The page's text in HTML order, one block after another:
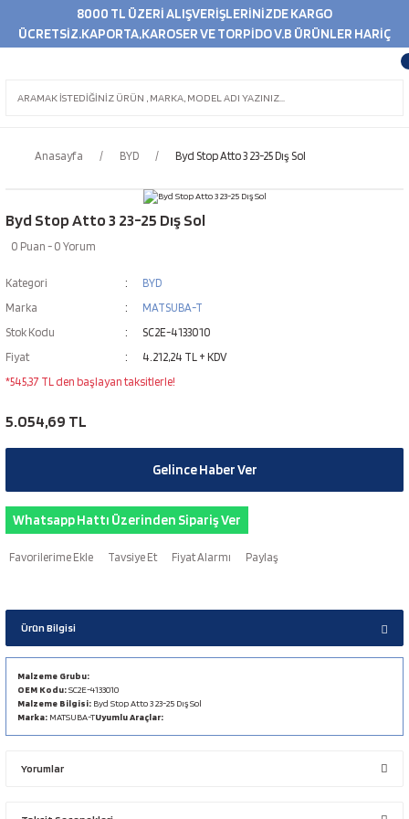
8000 TL ÜZERİ ALIŞVERİŞLERİNİZDE KARGO
ÜCRETSİZ.KAPORTA,KAROSER VE TORPİDO V.B ÜRÜNLER HARİÇ
Anasayfa BYD Byd Stop Atto 3 23-25 Dış Sol
Byd Stop Atto 3 23-25 Dış Sol
0 Puan - 0 Yorum
Kategori
BYD
Marka
MATSUBA-T
Stok Kodu
SC2E-4133010
Fiyat
4.212,24 TL + KDV
*545,37 TL den başlayan taksitlerle!
5.054,69 TL
Gelince Haber Ver
Whatsapp Hattı Üzerinden Sipariş Ver
Tavsiye Et Fiyat Alarmı Paylaş
Ürün Bilgisi
Malzeme Grubu:
OEM Kodu:SC2E-4133010
Malzeme Bilgisi: Byd Stop Atto 3 23-25 Dış Sol
Marka: MATSUBA-TUyumlu Araçlar:
Yorumlar